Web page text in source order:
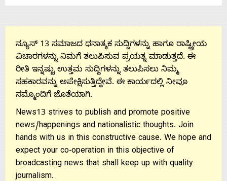
ನ್ಯೂಸ್ 13 ಸಮಾಜದ ಧನಾತ್ಮಕ ಸುದ್ದಿಗಳನ್ನು ಹಾಗೂ ರಾಷ್ಟ್ರೀಯ
ವಿಚಾರಗಳನ್ನು ನಿಮಗೆ ತಲುಪಿಸುವ ಪ್ರಯತ್ನ ಮಾಡುತ್ತದೆ. ಈ
ರೀತಿ ಇನ್ನಷ್ಟು ಉತ್ತಮ ಸುದ್ದಿಗಳನ್ನು ತಲುಪಿಸಲು ನಿಮ್ಮ
ಸಹಕಾರವನ್ನು ಅಪೇಕ್ಷಿಸುತ್ತಿದ್ದೇವೆ. ಈ ಕಾರ್ಯದಲ್ಲಿ ನೀವೂ
ನಮ್ಮೊಂದಿಗೆ ಜೊತೆಯಾಗಿ.
News13 strives to publish and promote positive
news/happenings and nationalistic thoughts. Join
hands with us in this constructive cause. We hope and
expect your co-operation in this objective of
broadcasting news that shall keep up with quality
journalism.